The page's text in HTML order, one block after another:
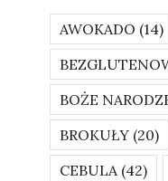
AWOKADO (14)
BOŻE
BROKUŁY (20)
CEBULA(42)